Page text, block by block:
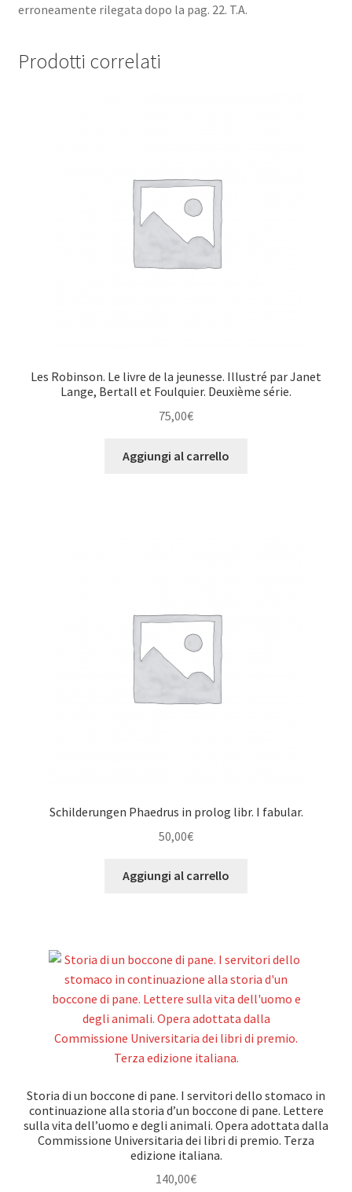
erroneamente rilegata dopo la pag. 22. T.A.
Prodotti correlati
Les Robinson. Le livre de la jeunesse. Illustré par Janet
Lange, Bertall et Foulquier. Deuxième série.
75,00€
Aggiungi al carrello
Schilderungen Phaedrus in prolog libr. I fabular.
50,00€
Aggiungi al carrello
Storia di un boccone di pane. I servitori dello stomaco in
continuazione alla storia d’un boccone di pane. Lettere
sulla vita dell’uomo e degli animali. Opera adottata dalla
Commissione Universitaria dei libri di premio. Terza
edizione italiana.
140,00€